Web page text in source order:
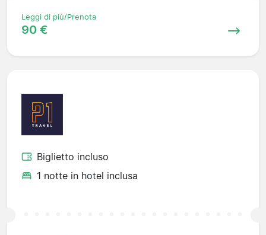
Leggi di più/Prenota
90 €
Biglietto incluso
1 notte in hotel inclusa